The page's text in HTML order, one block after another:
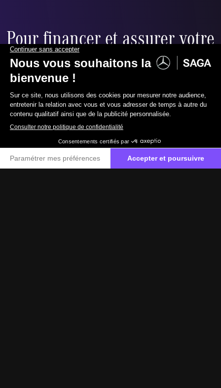
065 40 30 20
Pour financer et assurer votre
nouvelle voiture,
nous vous proposons :
Financement ballon
résiduelle